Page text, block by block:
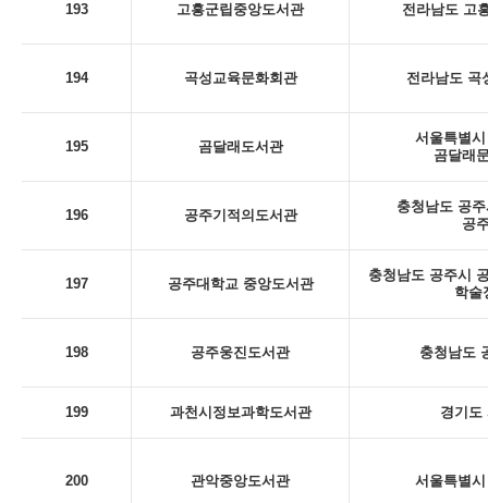
193 고흥군립중앙도서관 전라남도 고
194 곡성교육문화회관 전라남도 곡
195 곰달래도서관
서울특별
곰달래
196 공주기적의도서관
충청남도 공
공
197 공주대학교 중앙도서관
충청남도 공주시
학술
198 공주웅진도서관 충청남도
199 과천시정보과학도서관 경기도
200 관악중앙도서관 서울특별